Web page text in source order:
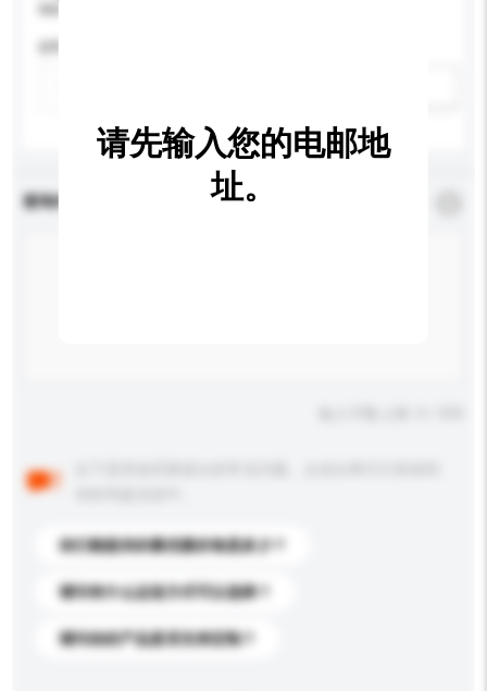
查询内容
你们能提供的最优惠价格是多少？
请问有什么运送方式可以选择？
请问你的产品是否支持定制？
请先输入您的电邮地
址。